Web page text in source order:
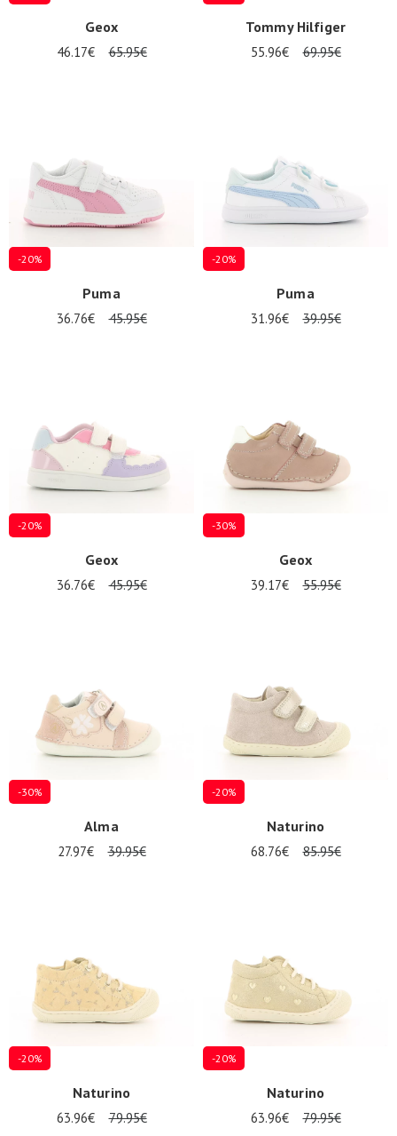
Geox
46.17€ 65.95€
Tommy Hilfiger
55.96€ 69.95€
-20%
Puma
36.76€ 45.95€
-20%
Puma
31.96€ 39.95€
-20%
Geox
36.76€ 45.95€
-30%
Geox
39.17€ 55.95€
-30%
Alma
27.97€ 39.95€
-20%
Naturino
68.76€ 85.95€
-20%
Naturino
63.96€ 79.95€
-20%
Naturino
63.96€ 79.95€